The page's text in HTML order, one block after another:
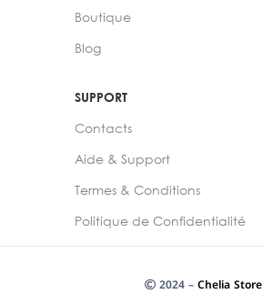
Boutique
Blog
SUPPORT
Contacts
Aide & Support
Termes & Conditions
Politique de Confidentialité
2024 –Chelia Store